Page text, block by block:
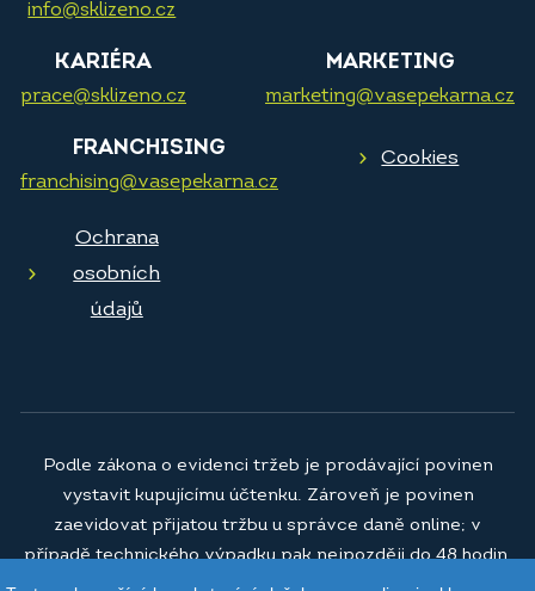
info@sklizeno.cz
KARIÉRA
prace@sklizeno.cz
MARKETING
marketing@vasepekarna.cz
FRANCHISING
franchising@vasepekarna.cz
Cookies
Ochrana
osobních
údajů
Podle zákona o evidenci tržeb je prodávající povinen
vystavit kupujícímu účtenku. Zároveň je povinen
zaevidovat přijatou tržbu u správce daně online; v
případě technického výpadku pak nejpozději do 48 hodin.